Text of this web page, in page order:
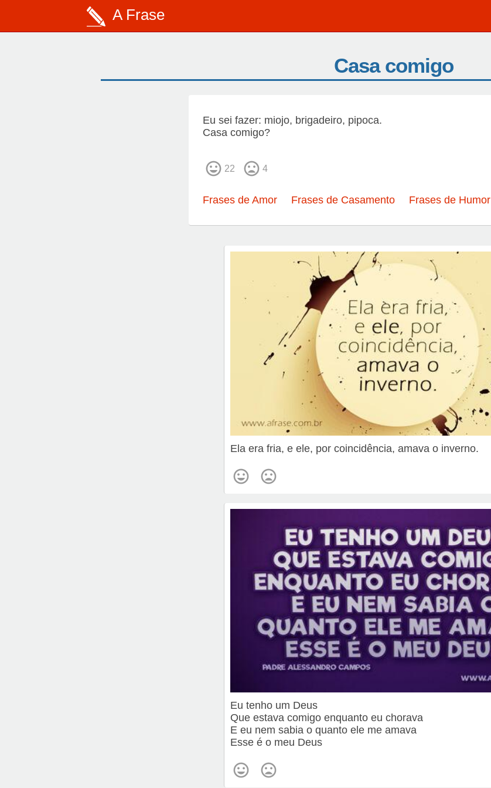
A Frase
Casa comigo
Eu sei fazer: miojo, brigadeiro, pipoca.
Casa comigo?
22 4
Frases de Amor Frases de Casamento Frases de Humor
Ela era fria, e ele, por coincidência, amava o inverno.
Eu tenho um Deus
Que estava comigo enquanto eu chorava
E eu nem sabia o quanto ele me amava
Esse é o meu Deus